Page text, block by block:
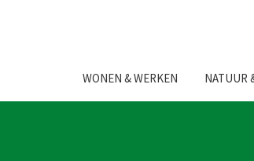
WONEN & WERKEN NATUUR